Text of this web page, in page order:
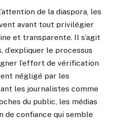
de la diaspora, les
avant tout privilégier
et transparente. Il s’agit
le processus
l’effort de vérification
négligé par les
les journalistes comme
du public, les médias
de confiance qui semble